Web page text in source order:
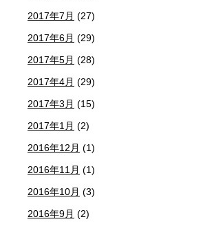
2017年7月 (27)
2017年6月 (29)
2017年5月 (28)
2017年4月 (29)
2017年3月 (15)
2017年1月 (2)
2016年12月 (1)
2016年11月 (1)
2016年10月 (3)
2016年9月 (2)